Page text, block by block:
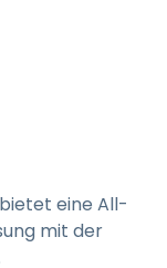
eine All-
mit der